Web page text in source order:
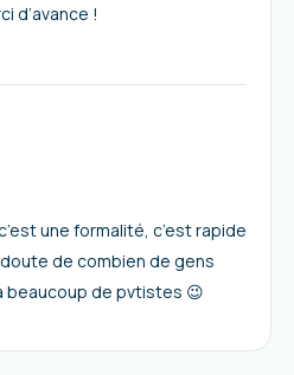
d’avance !
une formalité, c’est rapide
de combien de gens
beaucoup de pvtistes 😉